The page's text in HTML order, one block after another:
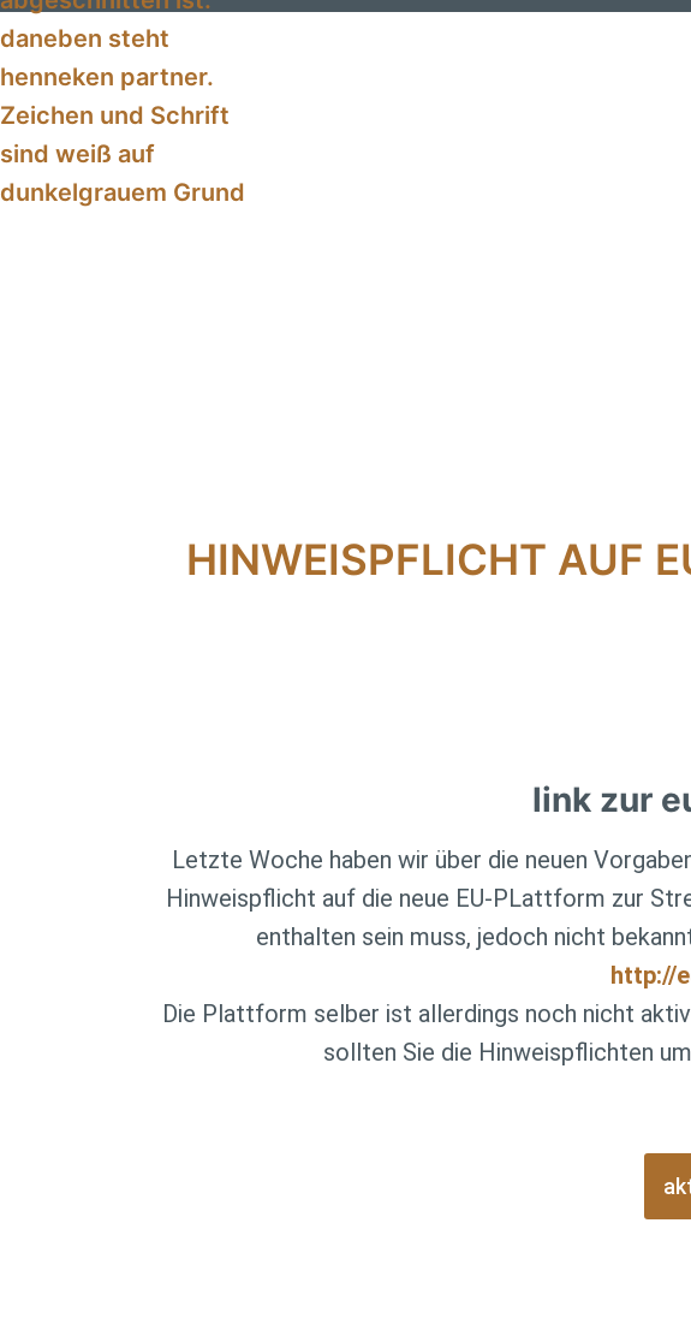
HINWEISPFLICHT AUF
link zur
Letzte Woche haben wir über die neuen
Hinweispflicht auf die neue EU-PLattform zur
enthalten sein muss, jedoch nicht
http://
Die Plattform selber ist allerdings noch nicht
sollten Sie die Hinweispflichten